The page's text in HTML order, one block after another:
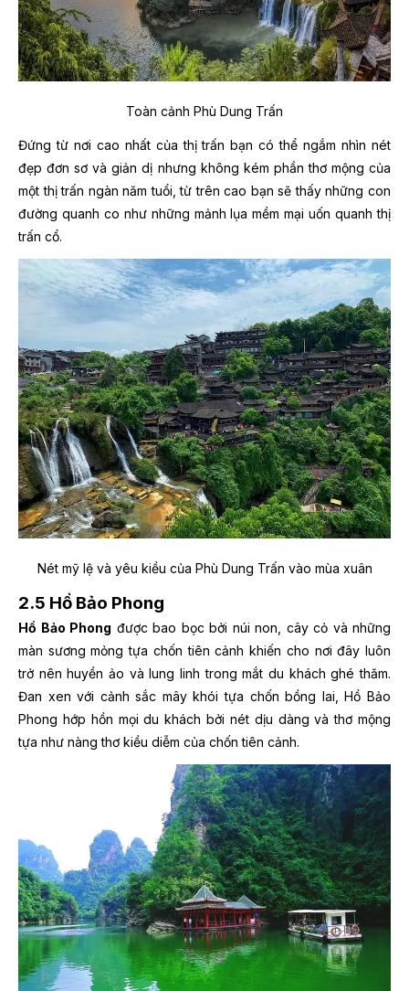
Toàn cảnh Phù Dung Trấn
Đứng từ nơi cao nhất của thị trấn bạn có thể ngắm nhìn nét
đẹp đơn sơ và giản dị nhưng không kém phần thơ mộng của
một thị trấn ngàn năm tuổi, từ trên cao bạn sẽ thấy những con
đường quanh co như những mảnh lụa mềm mại uốn quanh thị
trấn cổ.
Nét mỹ lệ và yêu kiều của Phù Dung Trấn vào mùa xuân
2.5 Hồ Bảo Phong
Hồ Bảo Phong được bao bọc bởi núi non, cây cỏ và những
màn sương mỏng tựa chốn tiên cảnh khiến cho nơi đây luôn
trở nên huyền ảo và lung linh trong mắt du khách ghé thăm.
Đan xen với cảnh sắc mây khói tựa chốn bồng lai, Hồ Bảo
Phong hớp hồn mọi du khách bởi nét dịu dàng và thơ mộng
tựa như nàng thơ kiều diễm của chốn tiên cảnh.